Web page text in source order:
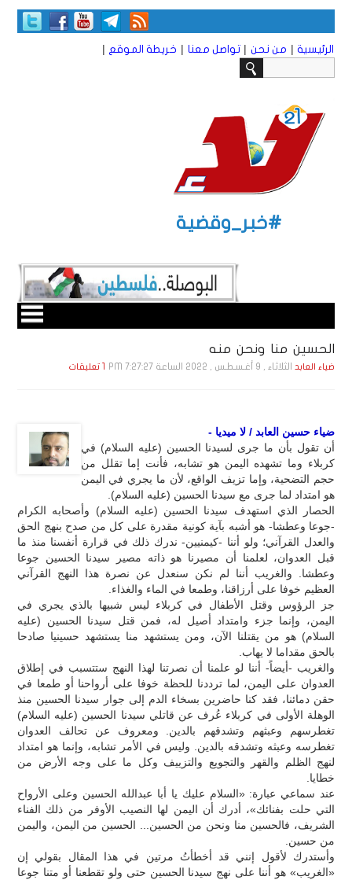
الرئيسية | من نحن | تواصل معنا | خريطة الموقع |
#خبر_وقضية
الحسين منا ونحن منه
ضياء العابد الثلاثاء , 9 أغـسـطـس , 2022 الساعة 7:27:27 PM
ضياء حسين العابد / لا ميديا -
أن تقول بأن ما جرى لسيدنا الحسين (عليه السلام) في
كربلاء وما تشهده اليمن هو تشابه، فأنت إما تقلل من
حجم التضحية، وإما تزيف الواقع، لأن ما يجري في اليمن
هو امتداد لما جرى مع سيدنا الحسين (عليه السلام).
الحصار الذي استهدف سيدنا الحسين (عليه السلام) وأصحابه الكرام
-جوعا وعطشا- هو أشبه بآية كونية مقدرة على كل من صدح بنهج الحق
والعدل القرآني؛ ولو أننا -كيمنيين- ندرك ذلك في قرارة أنفسنا منذ ما
قبل العدوان، لعلمنا أن مصيرنا هو ذاته مصير سيدنا الحسين جوعا
وعطشا. والغريب أننا لم نكن سنعدل عن نصرة هذا النهج القرآني
العظيم خوفا على أرزاقنا، وطمعا في الماء والغذاء.
جز الرؤوس وقتل الأطفال في كربلاء ليس شبيها بالذي يجري في
اليمن، وإنما جزء وامتداد أصيل له، فمن قتل سيدنا الحسين (عليه
السلام) هو من يقتلنا الآن، ومن يستشهد منا يستشهد حسينيا صادحا
بالحق مقداما لا يهاب.
والغريب -أيضاً- أننا لو علمنا أن نصرتنا لهذا النهج ستتسبب في إطلاق
العدوان على اليمن، لما ترددنا للحظة خوفا على أرواحنا أو طمعا في
حقن دمائنا، فقد كنا حاضرين بسخاء الدم إلى جوار سيدنا الحسين منذ
الوهلة الأولى في كربلاء عُرف عن قاتلي سيدنا الحسين (عليه السلام)
تغطرسهم وعبثهم وتشدقهم بالدين. ومعروف عن تحالف العدوان
تغطرسه وعبثه وتشدقه بالدين. وليس في الأمر تشابه، وإنما هو امتداد
لنهج الظلم والقهر والتجويع والتزييف وكل ما على وجه الأرض من
خطايا.
عند سماعي عبارة: «السلام عليك يا أبا عبدالله الحسين وعلى الأرواح
التي حلت بفنائك»، أدرك أن اليمن لها النصيب الأوفر من ذلك الفناء
الشريف، فالحسين منا ونحن من الحسين... الحسين من اليمن، واليمن
من حسين.
وأستدرك لأقول إنني قد أخطأتُ مرتين في هذا المقال بقولي إن
«الغريب» هو أننا على نهج سيدنا الحسين حتى ولو تقطعنا أو متنا جوعا